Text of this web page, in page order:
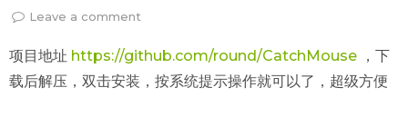
Leave a comment
项目地址 https://github.com/round/CatchMouse ，下
载后解压，双击安装，按系统提示操作就可以了，超级方便